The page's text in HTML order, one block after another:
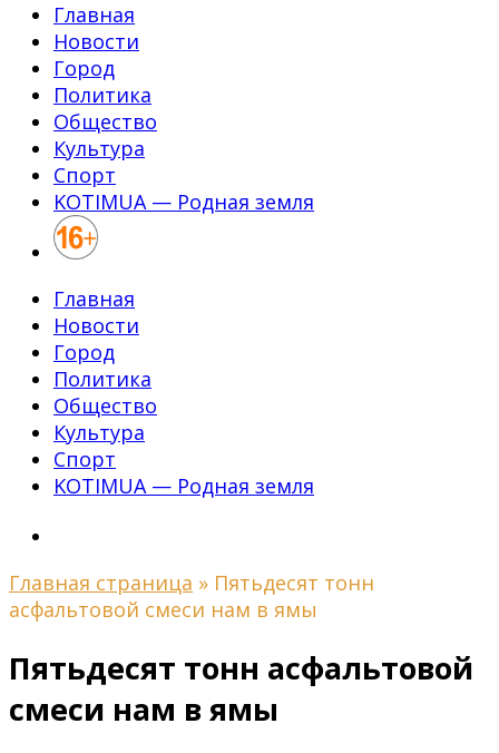
Главная
Новости
Город
Политика
Общество
Культура
Спорт
KOTIMUA — Родная земля
Главная
Новости
Город
Политика
Общество
Культура
Спорт
KOTIMUA — Родная земля
Главная страница » Пятьдесят тонн
асфальтовой смеси нам в ямы
Пятьдесят тонн асфальтовой
смеси нам в ямы